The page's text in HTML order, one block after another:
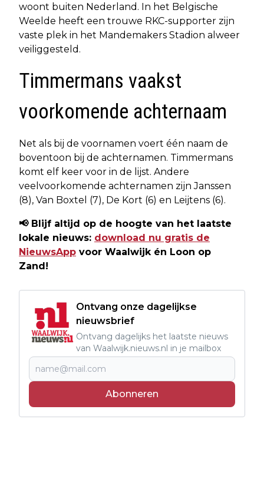
woont buiten Nederland. In het Belgische
Weelde heeft een trouwe RKC-supporter zijn
vaste plek in het Mandemakers Stadion alweer
veiliggesteld.
Timmermans vaakst
voorkomende achternaam
Net als bij de voornamen voert één naam de
boventoon bij de achternamen. Timmermans
komt elf keer voor in de lijst. Andere
veelvoorkomende achternamen zijn Janssen
(8), Van Boxtel (7), De Kort (6) en Leijtens (6).
📢Blijf altijd op de hoogte van het laatste
lokale nieuws: download nu gratis de
NieuwsApp voor Waalwijk én Loon op
Zand!
Ontvang onze dagelijkse
nieuwsbrief
Ontvang dagelijks het laatste nieuws
van Waalwijk.nieuws.nl in je mailbox
Abonneren